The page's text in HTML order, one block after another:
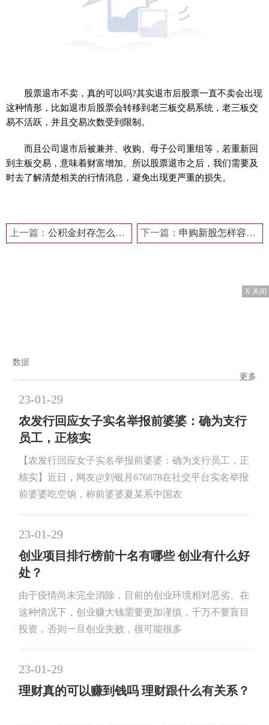
股票退市不卖，真的可以吗?其实退市后股票一直不卖会出现
这种情形，比如退市后股票会转移到老三板交易系统，老三板交
易不活跃，并且交易次数受到限制。
而且公司退市后被兼并、收购、母子公司重组等，若重新回
到主板交易，意味着财富增加。所以股票退市之后，我们需要及
时去了解清楚相关的行情消息，避免出现更严重的损失。
上一篇： 公积金封存怎么提取 需要满足的条件有哪些？ 下一篇： 申购新股怎样容易中签 国芯科技中签号有哪些？
X 关闭
数据
更多
23-01-29
农发行回应女子实名举报前婆婆：确为支行
员工，正核实
【农发行回应女子实名举报前婆婆：确为支行员工，正
核实】近日，网友@刘银月676878在社交平台实名举报
前婆婆吃空饷，称前婆婆夏某系中国农
23-01-29
创业项目排行榜前十名有哪些 创业有什么好
处？
由于疫情尚未完全消除，目前的创业环境相对恶劣。在
这种情况下，创业赚大钱需要更加谨慎，千万不要盲目
投资，否则一旦创业失败，很可能很多
23-01-29
理财真的可以赚到钱吗 理财跟什么有关系？